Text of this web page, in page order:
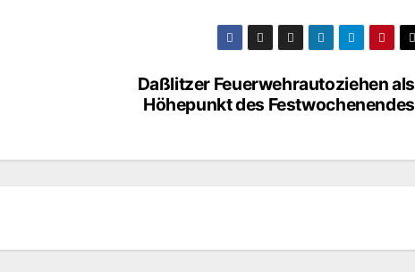
Daßlitzer Feuerwehrautoziehen als
Höhepunkt des Festwochenendes